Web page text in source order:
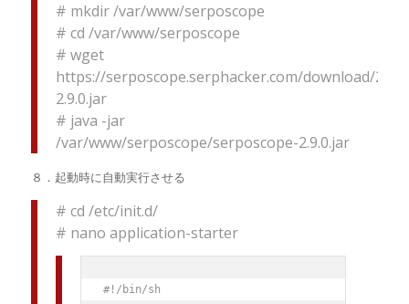
# mkdir /var/www/serposcope
# cd /var/www/serposcope
# wget
https://serposcope.serphacker.com/download/
2.9.0.jar
# java -jar
/var/www/serposcope/serposcope-2.9.0.jar
８．起動時に自動実行させる
# cd /etc/init.d/
# nano application-starter
#!/bin/sh